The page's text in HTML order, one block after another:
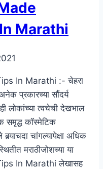
Marathi
In Marathi :- चेहरा
प्रकारच्या सौंदर्य
लोकांच्या त्वचेची देखभाल
समृद्ध कॉस्मेटिक
चांगल्यापेक्षा अधिक
मराठीजोशच्या या
In Marathi लेखासह